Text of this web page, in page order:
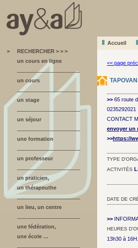
Accueil
>
RECHERCHER > > >
un cours en ligne
un cours
un stage
un séjour
une formation
un professeur
un praticien,
un thérapeuthe
un lieu, un centre
une fédération,
une école …
<< page
TAPOVAN
>> 65 route
0235292021
CONTACT
envoyer un
>>https://
TYPE
ACTIVITÉS
DATE DE
>>
HEURES
13h30 à 16H.